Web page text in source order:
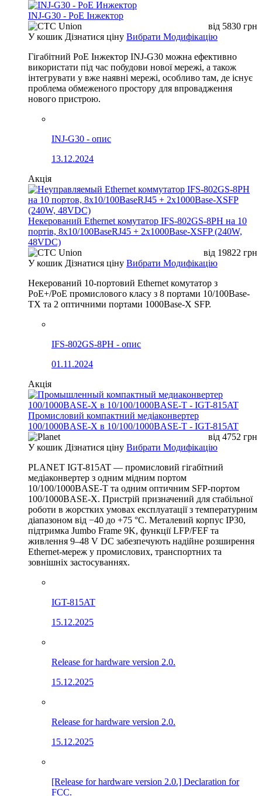
INJ-G30 - PoE Інжектор
від 5830 грн
У кошик Дізнатися ціну Вибрати Модифікацію
Гігабітний PoE Інжектор INJ-G30 можна ефективно
використати під час побудови нової мережі, а також
інтегрувати у вже наявні мережі, особливо там, де існує
проблема обмеженого простору для впровадження
нового пристрою.
INJ-G30 - опис
13.12.2024
Акція
Некерований Ethernet комутатор IFS-802GS-8PH на 10
портів, 8x10/100BaseRJ45 + 2x1000Base-XSFP (240W,
48VDC)
від 19822 грн
У кошик Дізнатися ціну Вибрати Модифікацію
Некерований 10-портовий Ethernet комутатор з
PoE+/PoE промислового класу з 8 портами 10/100Base-
TX та 2 оптичними портами 1000Base-X SFP.
IFS-802GS-8PH - опис
01.11.2024
Акція
Промисловий компактний медіаконвертер
100/1000BASE-X в 10/100/1000BASE-T - IGT-815AT
від 4752 грн
У кошик Дізнатися ціну Вибрати Модифікацію
PLANET IGT-815AT — промисловий гігабітний
медіаконвертер з одним мідним портом
10/100/1000BASE-T та одним оптичним SFP-портом
100/1000BASE-X. Пристрій призначений для стабільної
роботи в жорстких умовах експлуатації з температурним
діапазоном від −40 до +75 °C. Металевий корпус IP30,
підтримка Jumbo Frame 9K, функції LFP/FEF та
живлення 9–48 V DC забезпечують надійне розширення
Ethernet-мереж у промислових, транспортних та
зовнішніх застосуваннях.
IGT-815AT
15.12.2025
Release for hardware version 2.0.
15.12.2025
Release for hardware version 2.0.
15.12.2025
[Release for hardware version 2.0.] Declaration for
FCC.